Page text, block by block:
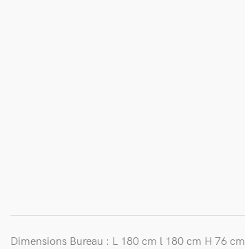
Dimensions Bureau : L 180 cm l 180 cm H 76 cm